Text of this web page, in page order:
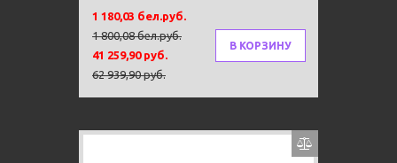
1 180,03 бел.руб.
1 800,08 бел.руб.
41 259,90 руб.
62 939,90 руб.
В КОРЗИНУ